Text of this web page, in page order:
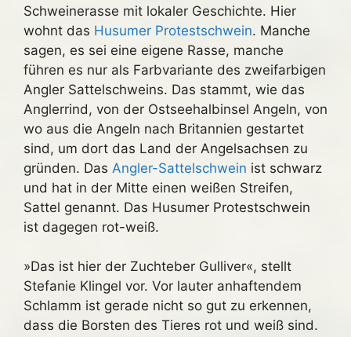
Schweinerasse mit lokaler Geschichte. Hier
wohnt das Husumer Protestschwein. Manche
sagen, es sei eine eigene Rasse, manche
führen es nur als Farbvariante des zweifarbigen
Angler Sattelschweins. Das stammt, wie das
Anglerrind, von der Ostseehalbinsel Angeln, von
wo aus die Angeln nach Britannien gestartet
sind, um dort das Land der Angelsachsen zu
gründen. Das Angler-Sattelschwein ist schwarz
und hat in der Mitte einen weißen Streifen,
Sattel genannt. Das Husumer Protestschwein
ist dagegen rot-weiß.
»Das ist hier der Zuchteber Gulliver«, stellt
Stefanie Klingel vor. Vor lauter anhaftendem
Schlamm ist gerade nicht so gut zu erkennen,
dass die Borsten des Tieres rot und weiß sind.